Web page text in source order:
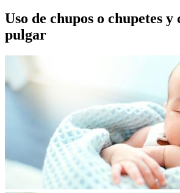
Uso de chupos o chupetes y
pulgar